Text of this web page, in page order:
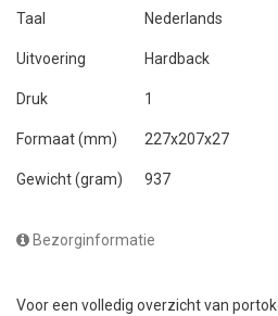
Taal Nederlands
Uitvoering Hardback
Druk 1
Formaat (mm) 227x207x27
Gewicht (gram) 937
Bezorginformatie
Voor een volledig overzicht van